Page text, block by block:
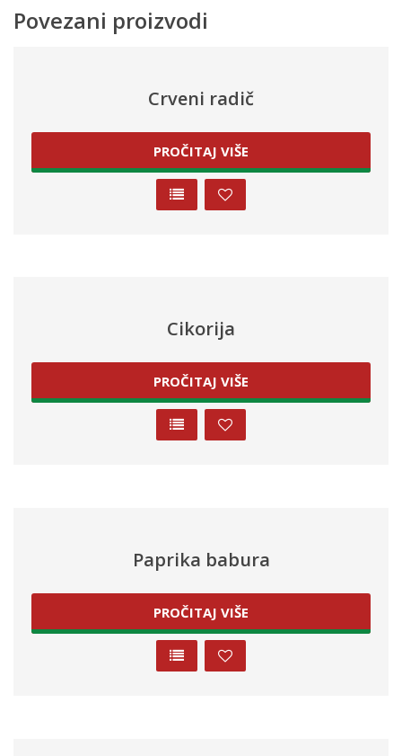
Povezani proizvodi
Crveni radič
PROČITAJ VIŠE
Cikorija
PROČITAJ VIŠE
Paprika babura
PROČITAJ VIŠE